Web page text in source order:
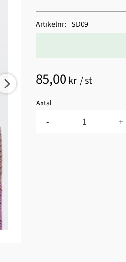
85,00 kr /st
Antal
+
-
Artikelnr SD09